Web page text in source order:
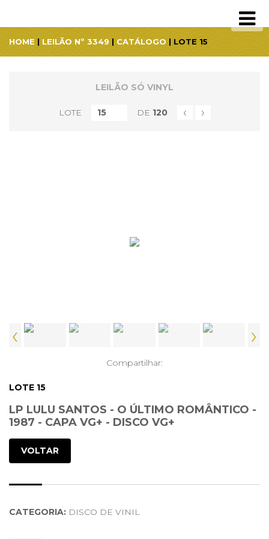
HOME | LEILÃO Nº 3349 | CATÁLOGO | LOTE 15
LEILÃO SÓ VINYL
LOTE DE 120 ‹ ›
‹ ›
Compartilhar:
LOTE 15
LP LULU SANTOS - O ÚLTIMO ROMÂNTICO -
1987 - CAPA VG+ - DISCO VG+
VOLTAR
CATEGORIA: DISCO DE VINIL